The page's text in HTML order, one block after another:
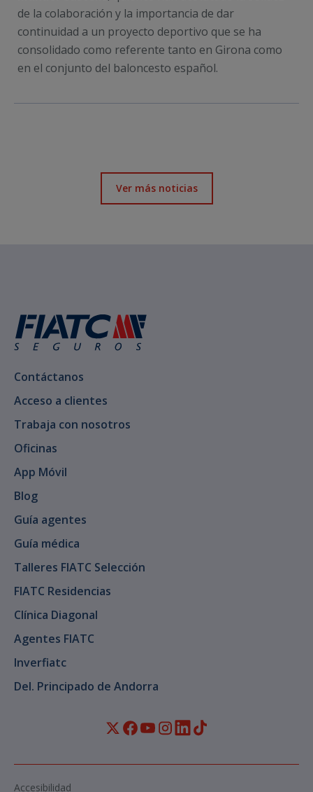
de la colaboración y la importancia de dar
continuidad a un proyecto deportivo que se ha
consolidado como referente tanto en Girona como
en el conjunto del baloncesto español.
Ver más noticias
Contáctanos
Acceso a clientes
Trabaja con nosotros
Oficinas
App Móvil
Blog
Guía agentes
Guía médica
Talleres FIATC Selección
FIATC Residencias
Clínica Diagonal
Agentes FIATC
Inverfiatc
Del. Principado de Andorra
Accesibilidad